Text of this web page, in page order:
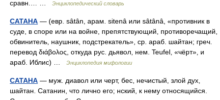
сравн.… …
Энциклопедический словарь
САТАНА — (евр. sâtân, арам. sitenâ или sâtânâ, «противник в
суде, в споре или на войне, препятствующий, противоречащий,
обвинитель, наушник, подстрекатель», ср. араб. шайтан; греч.
перевод διάβολος, откуда рус. дьявол, нем. Teufel, «чёрт», и
араб. Иблис) …
Энциклопедия мифологии
САТАНА — муж. диавол или черт, бес, нечистый, злой дух,
шайтан. Сатанин, что лично его; нский, к нему относящийся.